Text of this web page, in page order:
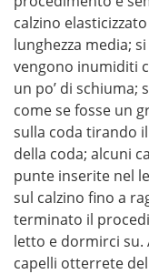
calzino
lunghezza media;
vengono inumiditi
un po’ di schiuma;
come se fosse un
sulla coda tirando
della coda; alcuni
punte inserite nel
sul calzino fino a
terminato il
letto e dormirci su.
capelli otterrete